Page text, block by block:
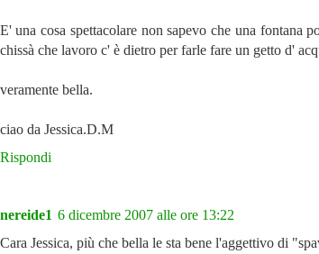
E' una cosa spettacolare non sapevo che una fontana
chissà che lavoro c' è dietro per farle fare un getto d'
veramente bella.
ciao da Jessica.D.M
Rispondi
nereide1 6 dicembre 2007 alle ore 13:22
Cara Jessica, più che bella le sta bene l'aggettivo di